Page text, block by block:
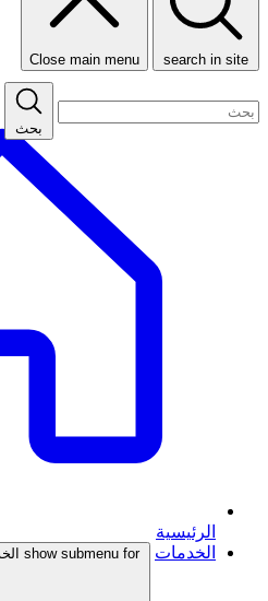
search in site
Close main menu
بحث
الرئيسية
الخدمات
show submenu for الخدمات